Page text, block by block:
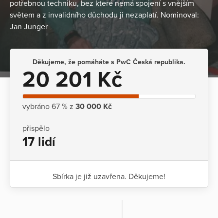
potřebnou techniku, bez které nemá spojení s vnějším
světem a z invalidního důchodu ji nezaplatí. Nominoval:
Jan Junger
Děkujeme, že pomáháte s PwC Česká republika.
20 201 Kč
vybráno 67 % z 30 000 Kč
přispělo
17 lidí
Sbírka je již uzavřena. Děkujeme!